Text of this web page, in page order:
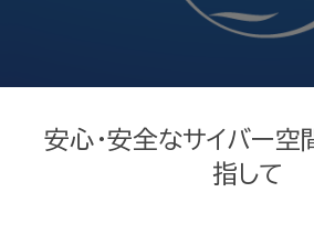
安心・安全なサイバー空
指して